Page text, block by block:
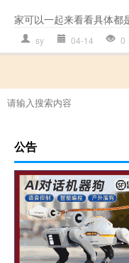
家可以一起来看看具体都
sy 04-14 0
公告